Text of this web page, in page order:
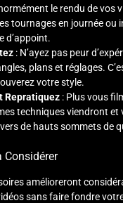
le rendu de vos
tournages en journée ou
d’appoint.
: N’ayez pas peur
plans et réglages.
votre style.
Repratiquez: Plus vous
techniques viendront et
de hauts sommets de
Considérer
amélioreront
sans faire fondre